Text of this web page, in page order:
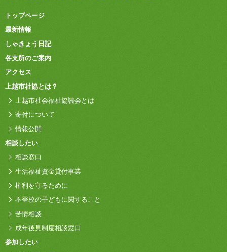
トップページ
最新情報
しゃきょう日記
各支所のご案内
アクセス
上越市社協とは？
上越市社会福祉協議会とは
寄付について
情報公開
相談したい
相談窓口
生活福祉資金貸付事業
権利を守るために
不登校の子どもに関すること
苦情相談
成年後見制度相談窓口
参加したい